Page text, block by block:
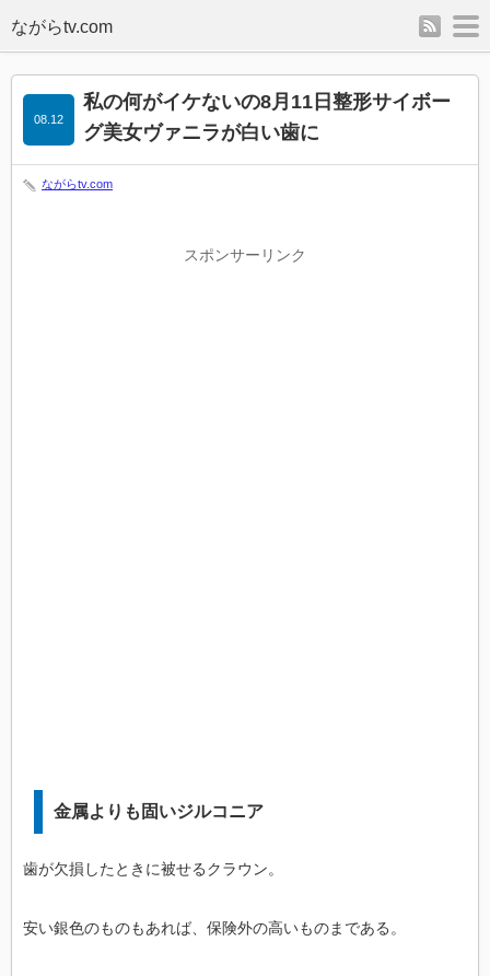
rss
私の何がイケないの8月11日整形サイボー
グ美女ヴァニラが白い歯に
08.12
ながらtv.com
スポンサーリンク
金属よりも固いジルコニア
歯が欠損したときに被せるクラウン。
安い銀色のものもあれば、保険外の高いものまである。